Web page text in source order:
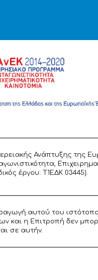
Ανάπτυξης της
έργου: T1ΕΔΚ 03445).
αυτού του
και η Επιτροπή δεν
σε αυτήν.